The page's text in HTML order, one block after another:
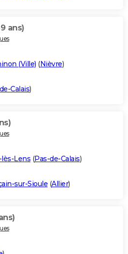
ans)
(Ville) (Nièvre)
Calais)
lès-Lens (Pas-de-Calais)
sur-Sioule (Allier)